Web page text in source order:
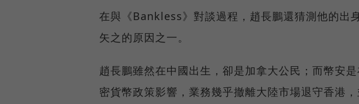
在與《Bankless》對談過程，趙長鵬還猜測他的出
矢之的原因之一。
趙長鵬雖然在中國出生，卻是加拿大公民；而幣安
密貨幣政策影響，業務幾乎撤離大陸市場退守香港，